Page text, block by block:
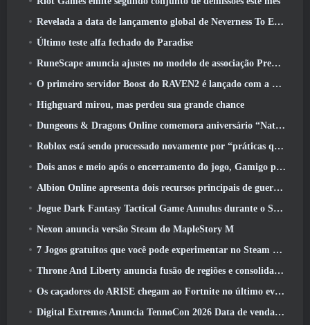
Revelada a data de lançamento global de Neverness To Everness
Último teste alfa fechado do Paradise
RuneScape anuncia ajustes no modelo de associação Premier para levar em conta as mudanças recentes no MMORPG
O primeiro servidor Boost do RAVEN2 é lançado com a atualização de hoje
Highguard mirou, mas perdeu sua grande chance
Dungeons & Dragons Online comemora aniversário “Natural 20” com missões e recompensas especiais
Roblox está sendo processado novamente por “práticas que colocam em perigo e exploram crianças”
Dois anos e meio após o encerramento do jogo, Gamigo provoca o retorno do MMO medieval Glory Victis
Albion Online apresenta dois recursos principais de guerra de facções na atualização Realm Divided Part II
Jogue Dark Fantasy Tactical Game Annulus durante o Steam Next Fest
Nexon anuncia versão Steam do MapleStory M
7 Jogos gratuitos que você pode experimentar no Steam Next Fest
Throne And Liberty anuncia fusão de regiões e consolidação de servidores
Os caçadores do ARISE chegam ao Fortnite no último evento de colaboração
Digital Extremes Anuncia TennoCon 2026 Data de venda de ingressos